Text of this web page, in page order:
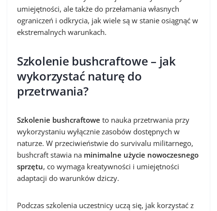
umiejętności, ale także do przełamania własnych
ograniczeń i odkrycia, jak wiele są w stanie osiągnąć w
ekstremalnych warunkach.
Szkolenie bushcraftowe – jak
wykorzystać naturę do
przetrwania?
Szkolenie bushcraftowe to nauka przetrwania przy
wykorzystaniu wyłącznie zasobów dostępnych w
naturze. W przeciwieństwie do survivalu militarnego,
bushcraft stawia na minimalne użycie nowoczesnego
sprzętu, co wymaga kreatywności i umiejętności
adaptacji do warunków dziczy.
Podczas szkolenia uczestnicy uczą się, jak korzystać z